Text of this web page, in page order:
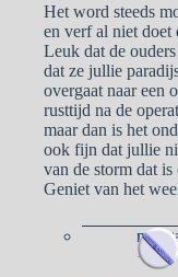
Het word steeds
en verf al niet doet
Leuk dat de
dat ze jullie
overgaat naar een
rusttijd na de
maar dan is het
ook fijn dat jullie
van de storm dat
Geniet van het
16